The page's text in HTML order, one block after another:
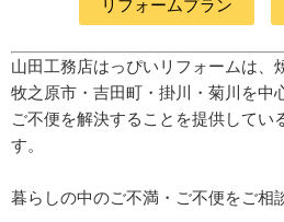
リフォームプラン
山田工務店はっぴいリフォームは、
牧之原市・吉田町 ・掛川・菊川 を中
ご不便を解決することを提供してい
す。
暮らしの中のご不満・ご不便をご相